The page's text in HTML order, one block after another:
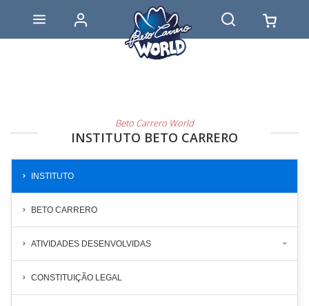
Beto Carrero World
INSTITUTO BETO CARRERO
INSTITUTO
BETO CARRERO
ATIVIDADES DESENVOLVIDAS
CONSTITUIÇÃO LEGAL